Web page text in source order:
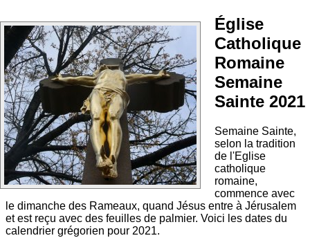
Église
Catholique
Romaine
Semaine
Sainte 2021
Semaine Sainte,
selon la tradition
de l'Eglise
catholique
romaine,
commence avec
le dimanche des Rameaux, quand Jésus entre à Jérusalem
et est reçu avec des feuilles de palmier. Voici les dates du
calendrier grégorien pour 2021.